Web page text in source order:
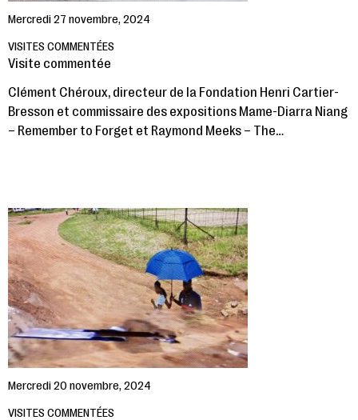
Mercredi 27 novembre, 2024
VISITES COMMENTÉES
Visite commentée
Clément Chéroux, directeur de la Fondation Henri Cartier-
Bresson et commissaire des expositions Mame-Diarra Niang
– Remember to Forget et Raymond Meeks – The…
Mercredi 20 novembre, 2024
VISITES COMMENTÉES